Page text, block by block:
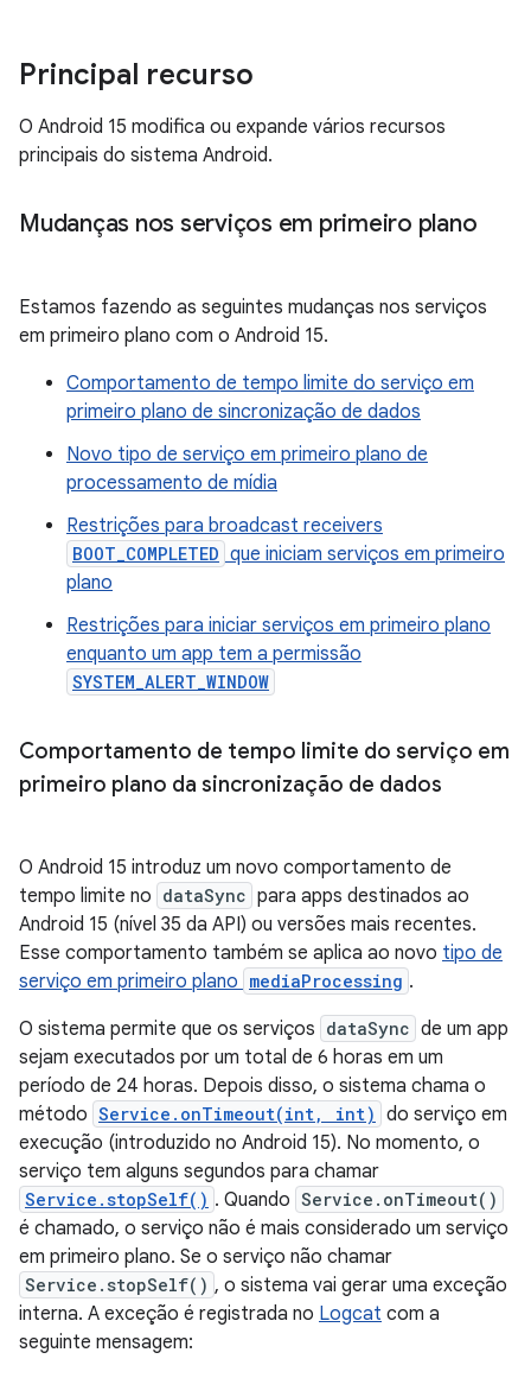
Principal recurso
O Android 15 modifica ou expande vários recursos
principais do sistema Android.
Mudanças nos serviços em primeiro plano
Estamos fazendo as seguintes mudanças nos serviços
em primeiro plano com o Android 15.
Comportamento de tempo limite do serviço em
primeiro plano de sincronização de dados
Novo tipo de serviço em primeiro plano de
processamento de mídia
Restrições para broadcast receivers
BOOT_COMPLETED que iniciam serviços em primeiro
plano
Restrições para iniciar serviços em primeiro plano
enquanto um app tem a permissão
SYSTEM_ALERT_WINDOW
Comportamento de tempo limite do serviço em
primeiro plano da sincronização de dados
O Android 15 introduz um novo comportamento de
tempo limite no dataSync para apps destinados ao
Android 15 (nível 35 da API) ou versões mais recentes.
Esse comportamento também se aplica ao novo tipo de
serviço em primeiro plano mediaProcessing .
O sistema permite que os serviços dataSync de um app
sejam executados por um total de 6 horas em um
período de 24 horas. Depois disso, o sistema chama o
método Service.onTimeout(int, int) do serviço em
execução (introduzido no Android 15). No momento, o
serviço tem alguns segundos para chamar
Service.stopSelf() . Quando Service.onTimeout()
é chamado, o serviço não é mais considerado um serviço
em primeiro plano. Se o serviço não chamar
Service.stopSelf() , o sistema vai gerar uma exceção
interna. A exceção é registrada no Logcat com a
seguinte mensagem: